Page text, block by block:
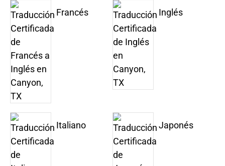
Francés Inglés
Italiano Japonés